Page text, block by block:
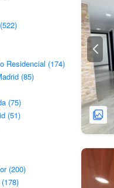
Residencial (174)
(85)
(75)
(51)
(200)